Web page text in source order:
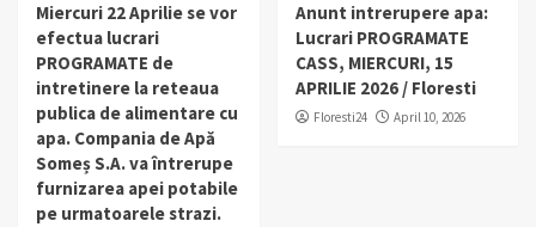
Miercuri 22 Aprilie se vor
efectua lucrari
PROGRAMATE de
intretinere la reteaua
publica de alimentare cu
apa. Compania de Apă
Someș S.A. va întrerupe
furnizarea apei potabile
pe urmatoarele strazi.
Anunt intrerupere apa:
Lucrari PROGRAMATE
CASS, MIERCURI, 15
APRILIE 2026 / Floresti
Floresti24 April 10, 2026